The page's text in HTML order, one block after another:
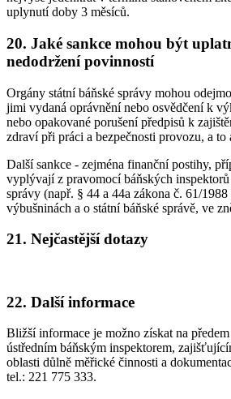
uplynutí doby 3 měsíců.
20. Jaké sankce mohou být
nedodržení povinností
Orgány státní báňské správy mohou
jimi vydaná oprávnění nebo osvědčení k
nebo opakované porušení předpisů k
zdraví při práci a bezpečnosti provozu, a to
Další sankce - zejména finanční postihy,
vyplývají z pravomocí báňských inspektorů
správy (např. § 44 a 44a zákona č. 61/
výbušninách a o státní báňské správě, ve
21. Nejčastější dotazy
22. Další informace
Bližší informace je možno získat na
ústředním báňským inspektorem,
oblasti důlně měřické činnosti a
tel.: 221 775 333.